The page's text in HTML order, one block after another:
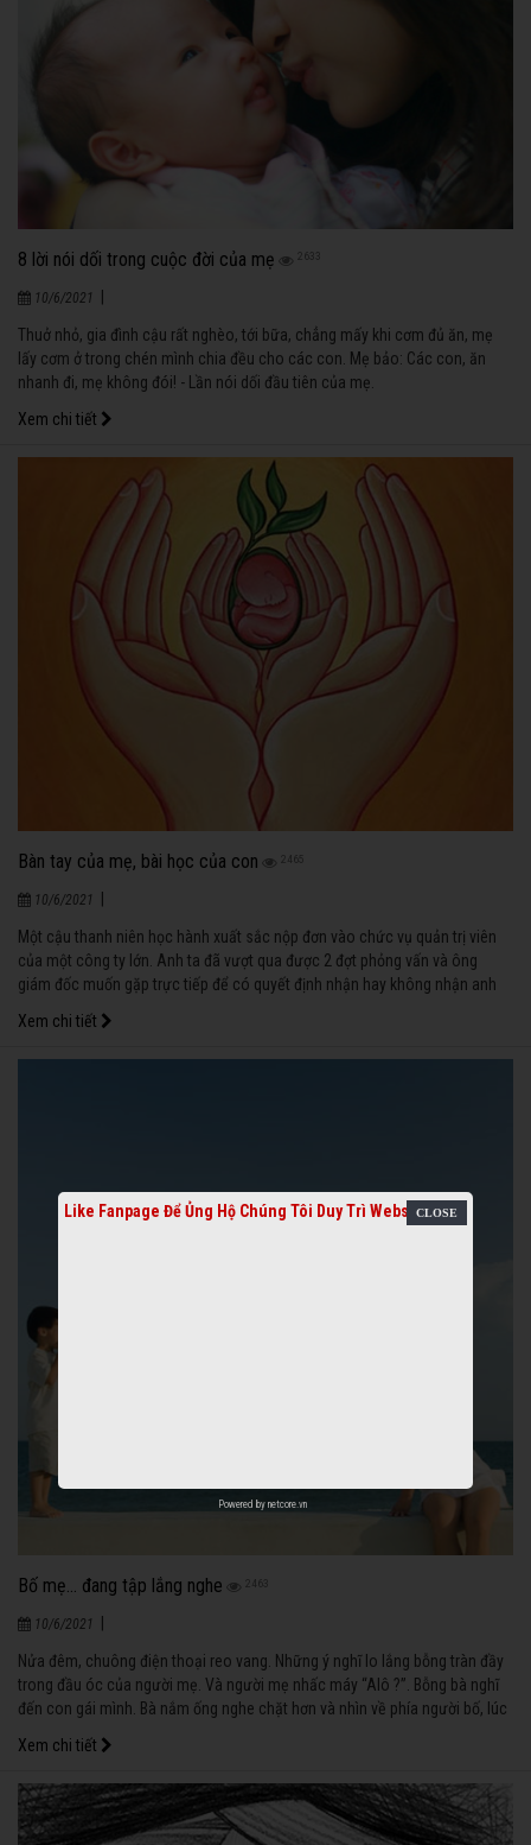
8 lời nói dối trong cuộc đời của mẹ 2633
10/6/2021
Thuở nhỏ, gia đình cậu rất nghèo, tới bữa, chẳng mấy khi cơm đủ ăn, mẹ
lấy cơm ở trong chén mình chia đều cho các con. Mẹ bảo: Các con, ăn
nhanh đi, mẹ không đói! - Lần nói dối đầu tiên của mẹ.
Xem chi tiết
Bàn tay của mẹ, bài học của con 2465
10/6/2021
Một cậu thanh niên học hành xuất sắc nộp đơn vào chức vụ quản trị viên
của một công ty lớn. Anh ta đã vượt qua được 2 đợt phỏng vấn và ông
giám đốc muốn gặp trực tiếp để có quyết định nhận hay không nhận anh
vào. Ông giám đốc thấy học bạ của chàng thanh niên, tất cả đều tốt, từ bậc
trung học đến các chương trình nghiên cứu sau đại học cũng đều xuất sắc,
không năm nào mà anh không hoàn thành vượt bậc.
Xem chi tiết
Bố mẹ… đang tập lắng nghe 2463
10/6/2021
Nửa đêm, chuông điện thoại reo vang. Những ý nghĩ lo lắng bỗng tràn đầy
trong đầu óc của người mẹ. Và người mẹ nhấc máy “Alô ?”. Bỗng bà nghĩ
đến con gái mình. Bà nắm ống nghe chặt hơn và nhìn về phía người bố, lúc
này đã tỉnh dậy xem ai đã gọi điện cho vợ mình.
Xem chi tiết
Like Fanpage Để Ủng Hộ Chúng Tôi Duy Trì Website
Powered by netcore.vn